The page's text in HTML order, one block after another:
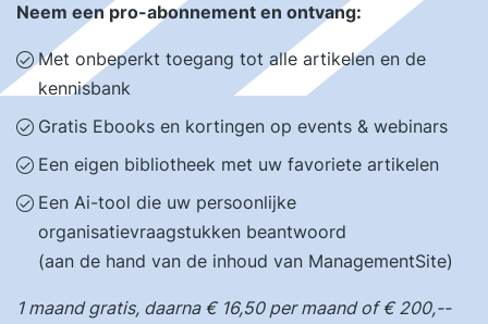
Neem een pro-abonnement en ontvang:
Met onbeperkt toegang tot alle artikelen en de
kennisbank
Gratis Ebooks en kortingen op events & webinars
Een eigen bibliotheek met uw favoriete artikelen
Een Ai-tool die uw persoonlijke
organisatievraagstukken beantwoord
(aan de hand van de inhoud van ManagementSite)
1 maand gratis, daarna € 16,50 per maand of € 200,--